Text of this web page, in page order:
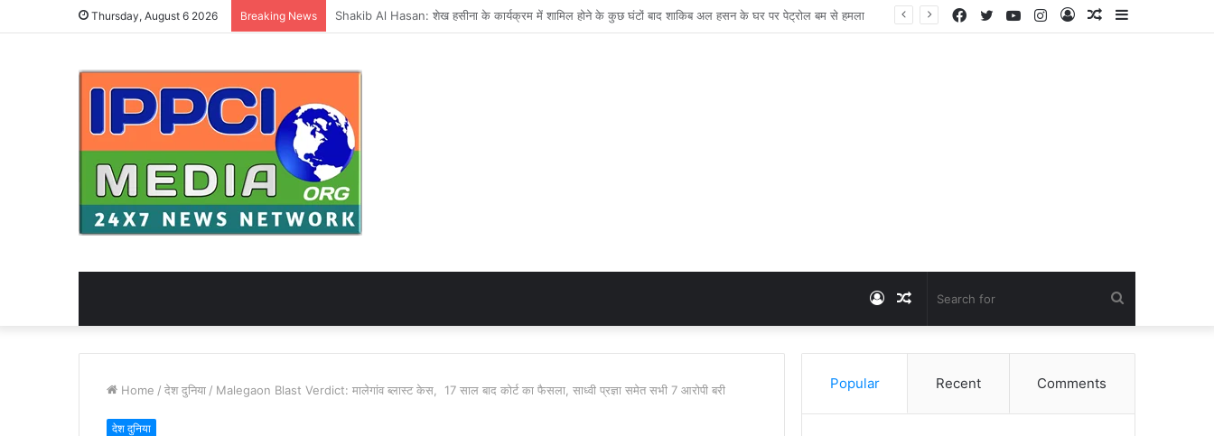
Thursday, August 6 2026 Breaking News Sidebar
Random
Log
Instagram
YouTube
Twitter
Facebook
for
Random
Article
Log
In
Home / देश दुनिया / Malegaon Blast Verdict: मालेगांव ब्लास्ट केस, 17 साल बाद कोर्ट का फैसला, साध्वी प्रज्ञा समेत सभी 7 आरोपी बरी
देश दुनिया
Popular Recent Comments